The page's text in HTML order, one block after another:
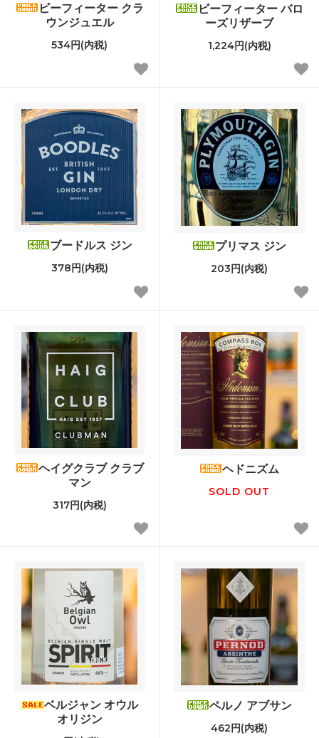
ビーフィーター クラ
ウンジュエル
534円(内税)
ビーフィーター バロ
ーズリザーブ
1,224円(内税)
ブードルス ジン
378円(内税)
プリマス ジン
203円(内税)
ヘイグクラブ クラブ
マン
317円(内税)
ヘドニズム
SOLD OUT
ベルジャン オウル
オリジン
ペルノ アブサン
462円(内税)